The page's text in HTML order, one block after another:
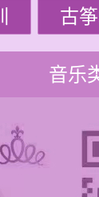
古筝
音乐